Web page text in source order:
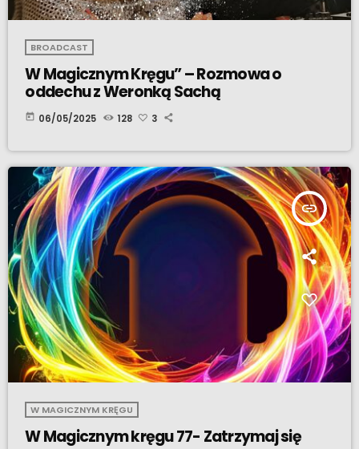
BROADCAST
W Magicznym Kręgu” – Rozmowa o
oddechu z Weronką Sachą
today 06/05/2025 128 3
insert_link
W MAGICZNYM KRĘGU
W Magicznym kręgu 77- Zatrzymaj się